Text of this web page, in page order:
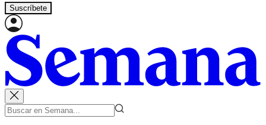
Suscríbete